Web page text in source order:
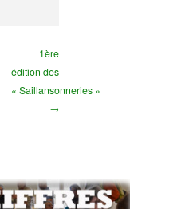
1ère
édition des
« Saillansonneries »
→